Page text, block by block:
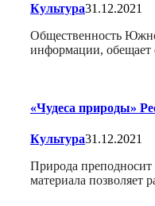
Культура31.12.2021
Общественность
информации, обещает
«Чудеса природы»
Культура31.12.2021
Природа преподносит
материала позволяет